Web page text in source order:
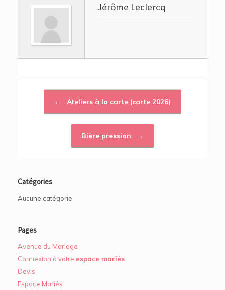
Jérôme Leclercq
Post navigation
← Ateliers à la carte (carte 2026)
Bière pression →
Catégories
Aucune catégorie
Pages
Avenue du Mariage
Connexion à votre espace mariés
Devis
Espace Mariés